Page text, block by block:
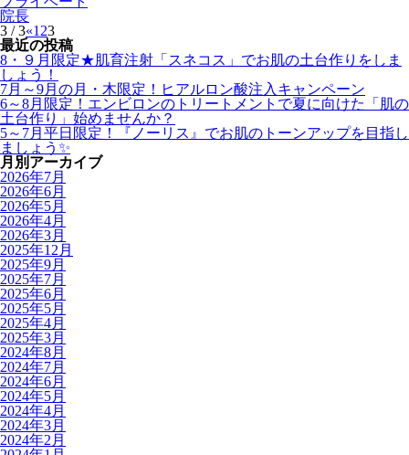
院長
3 / 3«1 23
最近の投稿
8・９月限定★肌育注射「スネコス」でお肌の土台作りをしま
しょう！
7月～9月の月・木限定！ヒアルロン酸注入キャンペーン
6～8月限定！エンビロンのトリートメントで夏に向けた「肌の
土台作り」始めませんか？
5～7月平日限定！『ノーリス』でお肌のトーンアップを目指し
ましょう✨
月別アーカイブ
2026年7月
2026年6月
2026年5月
2026年4月
2026年3月
2025年12月
2025年9月
2025年7月
2025年6月
2025年5月
2025年4月
2025年3月
2024年8月
2024年7月
2024年6月
2024年5月
2024年4月
2024年3月
2024年2月